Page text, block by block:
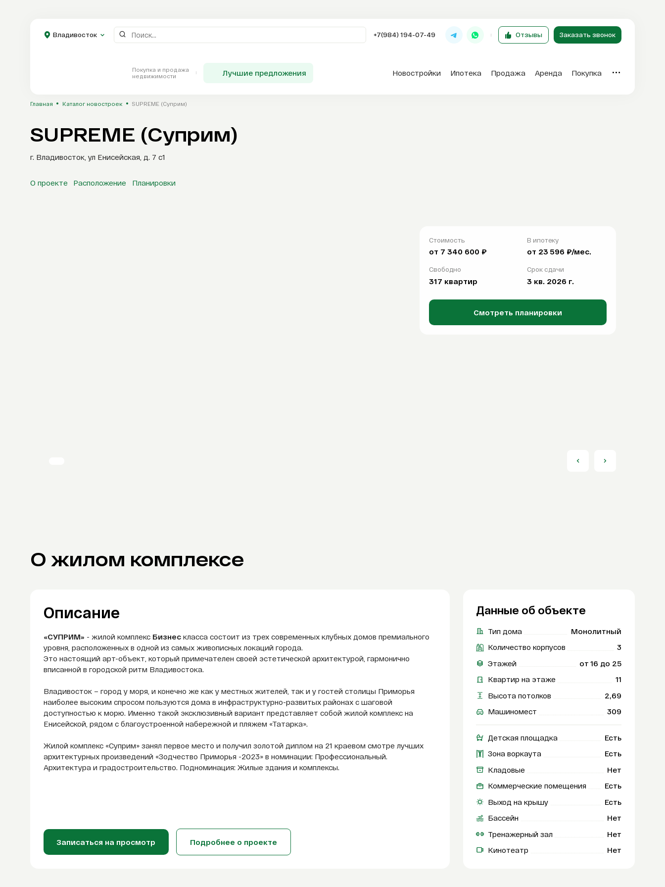
Заказать звонок Отзывы
Каталог
Владивосток +7(984) 194-07-49 Отзывы Заказать звонок
Покупка и продажа
недвижимости
Лучшие предложения Новостройки Ипотека Продажа Аренда Покупка
Главная Каталог новостроек SUPREME (Суприм)
SUPREME (Суприм)
г. Владивосток, ул Енисейская, д. 7 с1
О проекте Расположение Планировки
Стоимость
от 7 340 600 ₽
В ипотеку
от 23 596 ₽/мес.
Свободно
317 квартир
Срок сдачи
3 кв. 2026 г.
Смотреть планировки
О жилом комплексе
Описание
«СУПРИМ» - жилой комплексБизнескласса состоит из трех современных клубных домов премиального
уровня, расположенных в одной из самых живописных локаций города.
Это настоящий арт-объект, который примечателен своей эстетической архитектурой, гармонично
вписанной в городской ритм Владивостока.
Владивосток – город у моря, и конечно же как у местных жителей, так и у гостей столицы Приморья
наиболее высоким спросом пользуются дома в инфраструктурно-развитых районах с шаговой
доступностью к морю. Именно такой эксклюзивный вариант представляет собой жилой комплекс на
Енисейской, рядом с благоустроенной набережной и пляжем «Татарка».
Жилой комплекс «Суприм» занял первое место и получил золотой диплом на 21 краевом смотре лучших
архитектурных произведений «Зодчество Приморья -2023» в номинации: Профессиональный.
Архитектура и градостроительство. Подноминация: Жилые здания и комплексы.
Записаться на просмотр Подробнее о проекте
Данные об объекте
Тип дома
Монолитный
Количество корпусов
3
Этажей
от 16 до 25
Квартир на этаже
11
Высота потолков
2,69
Машиномест
309
Детская площадка
Есть
Зона воркаута
Есть
Кладовые
Нет
Коммерческие помещения
Есть
Выход на крышу
Есть
Бассейн
Нет
Тренажерный зал
Нет
Кинотеатр
Нет